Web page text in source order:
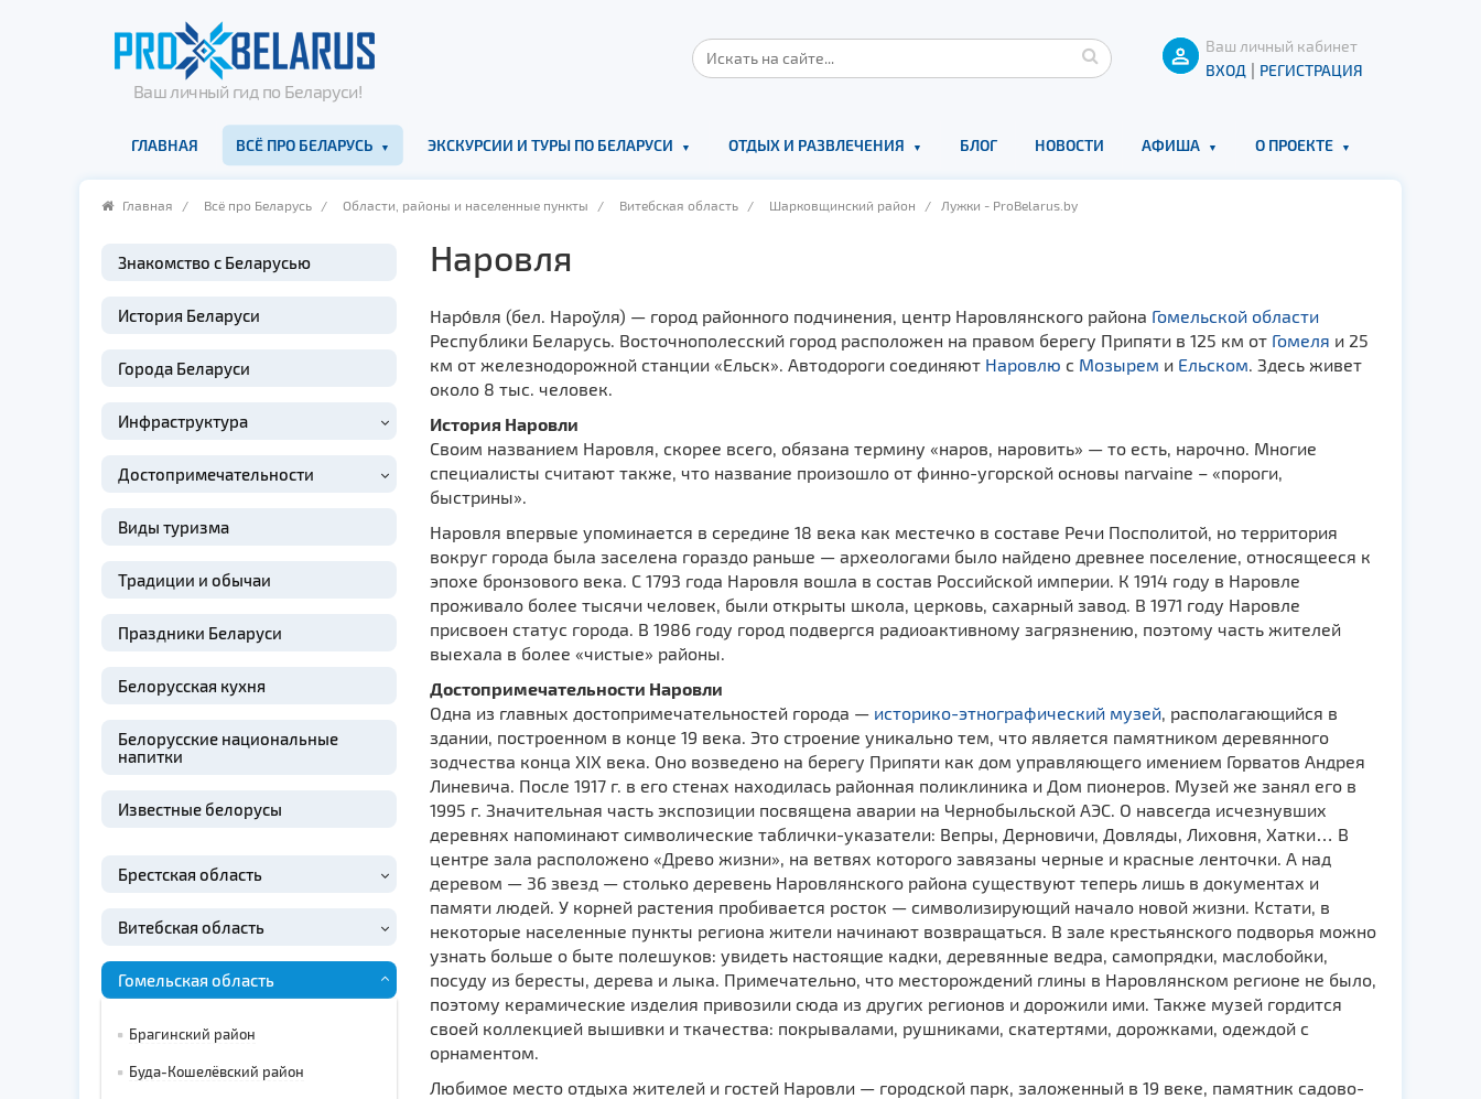
Ваш личный гид по Беларуси!
Ваш личный кабинет
ВХОД | РЕГИСТРАЦИЯ
ГЛАВНАЯ ВСЁ ПРО БЕЛАРУСЬ ЭКСКУРСИИ И ТУРЫ ПО БЕЛАРУСИ ОТДЫХ И РАЗВЛЕЧЕНИЯ БЛОГ НОВОСТИ АФИША О ПРОЕКТЕ
Главная / Всё про Беларусь / Области, районы и населенные пункты / Витебская область / Шарковщинский район / Лужки - ProBelarus.by
Знакомство с Беларусью
История Беларуси
Города Беларуси
Инфраструктура
Достопримечательности
Виды туризма
Традиции и обычаи
Праздники Беларуси
Белорусская кухня
Белорусские национальные
напитки
Известные белорусы
Брестская область
Витебская область
Гомельская область
Брагинский район
Буда-Кошелёвский район
Наровля
Наро́вля (бел. Нароўля) — город районного подчинения, центр Наровлянского района Гомельской области
Республики Беларусь. Восточнополесский город расположен на правом берегу Припяти в 125 км от Гомеля и 25
км от железнодорожной станции «Ельск». Автодороги соединяют Наровлю с Мозырем и Ельском. Здесь живет
около 8 тыс. человек.
История Наровли
Своим названием Наровля, скорее всего, обязана термину «наров, наровить» — то есть, нарочно. Многие
специалисты считают также, что название произошло от финно-угорской основы narvaine – «пороги,
быстрины».
Наровля впервые упоминается в середине 18 века как местечко в составе Речи Посполитой, но территория
вокруг города была заселена гораздо раньше — археологами было найдено древнее поселение, относящееся к
эпохе бронзового века. С 1793 года Наровля вошла в состав Российской империи. К 1914 году в Наровле
проживало более тысячи человек, были открыты школа, церковь, сахарный завод. В 1971 году Наровле
присвоен статус города. В 1986 году город подвергся радиоактивному загрязнению, поэтому часть жителей
выехала в более «чистые» районы.
Достопримечательности Наровли
Одна из главных достопримечательностей города — историко-этнографический музей, располагающийся в
здании, построенном в конце 19 века. Это строение уникально тем, что является памятником деревянного
зодчества конца XIX века. Оно возведено на берегу Припяти как дом управляющего имением Горватов Андрея
Линевича. После 1917 г. в его стенах находилась районная поликлиника и Дом пионеров. Музей же занял его в
1995 г. Значительная часть экспозиции посвящена аварии на Чернобыльской АЭС. О навсегда исчезнувших
деревнях напоминают символические таблички-указатели: Вепры, Дерновичи, Довляды, Лиховня, Хатки… В
центре зала расположено «Древо жизни», на ветвях которого завязаны черные и красные ленточки. А над
деревом — 36 звезд — столько деревень Наровлянского района существуют теперь лишь в документах и
памяти людей. У корней растения пробивается росток — символизирующий начало новой жизни. Кстати, в
некоторые населенные пункты региона жители начинают возвращаться. В зале крестьянского подворья можно
узнать больше о быте полешуков: увидеть настоящие кадки, деревянные ведра, самопрядки, маслобойки,
посуду из бересты, дерева и лыка. Примечательно, что месторождений глины в Наровлянском регионе не было,
поэтому керамические изделия привозили сюда из других регионов и дорожили ими. Также музей гордится
своей коллекцией вышивки и ткачества: покрывалами, рушниками, скатертями, дорожками, одеждой с
орнаментом.
Любимое место отдыха жителей и гостей Наровли — городской парк, заложенный в 19 веке, памятник садово-